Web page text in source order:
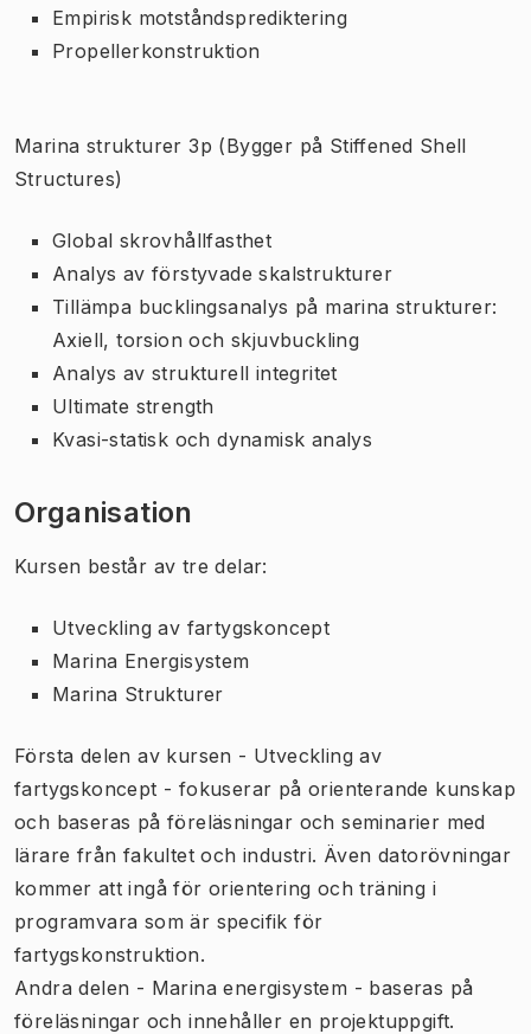
Empirisk motståndsprediktering
Propellerkonstruktion
Marina strukturer 3p (Bygger på Stiffened Shell
Structures)
Global skrovhållfasthet
Analys av förstyvade skalstrukturer
Tillämpa bucklingsanalys på marina strukturer:
Axiell, torsion och skjuvbuckling
Analys av strukturell integritet
Ultimate strength
Kvasi-statisk och dynamisk analys
Organisation
Kursen består av tre delar:
Utveckling av fartygskoncept
Marina Energisystem
Marina Strukturer
Första delen av kursen - Utveckling av
fartygskoncept - fokuserar på orienterande kunskap
och baseras på föreläsningar och seminarier med
lärare från fakultet och industri. Även datorövningar
kommer att ingå för orientering och träning i
programvara som är specifik för
fartygskonstruktion.
Andra delen - Marina energisystem - baseras på
föreläsningar och innehåller en projektuppgift.